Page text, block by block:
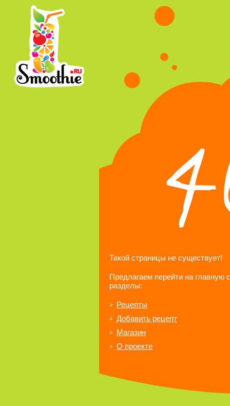
Такой страницы не существует!
Предлагаем перейти на
разделы:
Рецепты
Добавить рецепт
Магазин
О проекте